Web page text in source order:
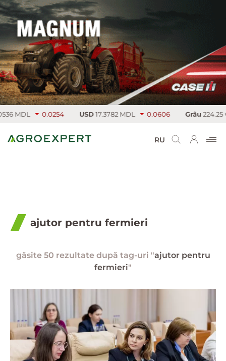
0.0254 USD 17.3782 MDL 0.0606 Grâu 224.25 €/т
RU
ajutor pentru fermieri
găsite 50 rezultate după tag-uri "ajutor pentru
fermieri"